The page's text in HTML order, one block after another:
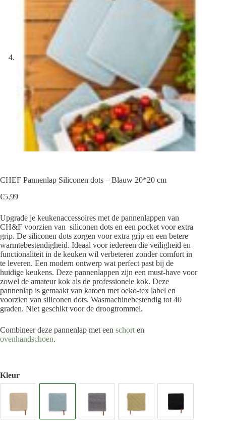
CHEF Pannenlap Siliconen dots – Blauw 20*20 cm
€5,99
Upgrade je keukenaccessoires met de pannenlappen van
CH&F voorzien van siliconen dots en een pocket voor extra
grip. De siliconen dots zorgen voor extra grip en een betere
warmtebestendigheid. Ideaal voor iedereen die veiligheid en
functionaliteit in de keuken wil verbeteren zonder comfort in
te leveren. Een modern ontwerp wat perfect past bij de
huidige keukens. Deze pannenlappen zijn een must-have voor
zowel de amateur kok als de professionele kok. Deze
pannenlap is gemaakt van katoen met oeko-tex label en
voorzien van siliconen dots. Wasmachinebestendig tot 40
graden. Niet geschikt voor de droogtrommel.
Combineer deze pannenlap met een schort en
ovenhandschoen.
Kleur